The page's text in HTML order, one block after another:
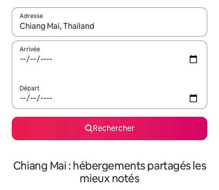
Adresse
Lorsque les résultats s'affichent, utilisez les flèches vers le
Arrivée
Départ
Rechercher
Chiang Mai : hébergements partagés les
mieux notés